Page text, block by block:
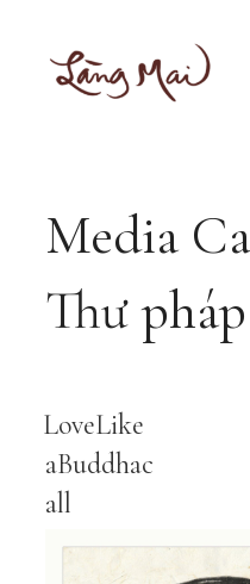
content
Media
Thư pháp
LoveLike
aBuddhac
all